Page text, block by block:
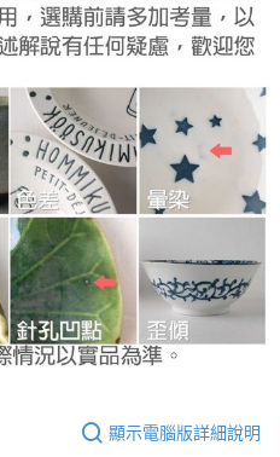
顯示電腦版詳細說明